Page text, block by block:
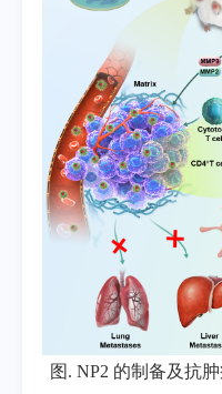
图. NP2 的制备及抗